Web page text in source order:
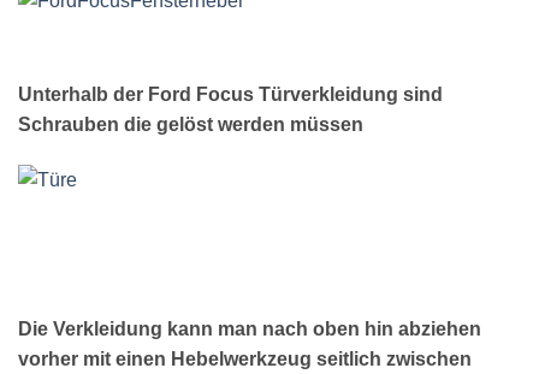
Unterhalb der Ford Focus Türverkleidung sind
Schrauben die gelöst werden müssen
Die Verkleidung kann man nach oben hin abziehen
vorher mit einen Hebelwerkzeug seitlich zwischen